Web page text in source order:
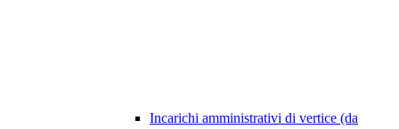
Incarichi amministrativi di vertice (da